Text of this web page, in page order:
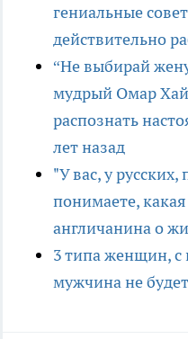
гениальные
действительно
“Не выбирай
мудрый Омар
распознать
лет назад
"У вас, у
понимаете,
англичанина о
3 типа женщин,
мужчина не